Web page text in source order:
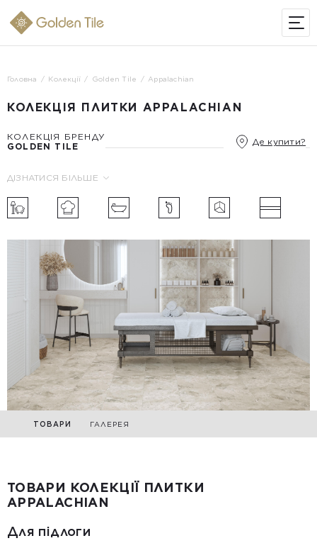
Головна Колекції Golden Tile Appalachian
КОЛЕКЦІЯ ПЛИТКИ APPALACHIAN
КОЛЕКЦІЯ БРЕНДУ
GOLDEN TILE
Де купити?
ДІЗНАТИСЯ БІЛЬШЕ
ТОВАРИ ГАЛЕРЕЯ
ТОВАРИ КОЛЕКЦІЇ ПЛИТКИ
APPALACHIAN
Для підлоги